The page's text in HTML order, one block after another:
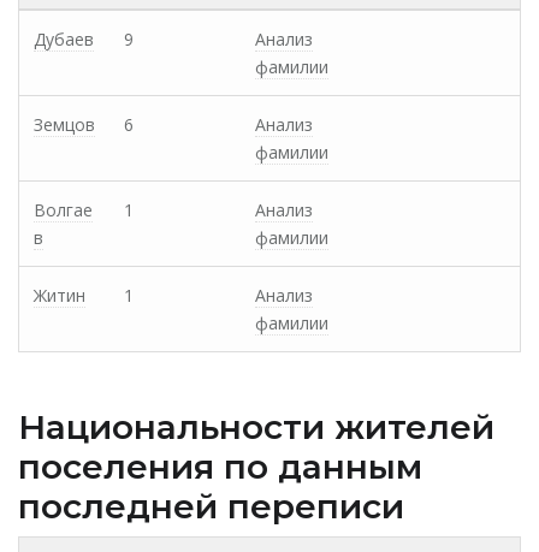
Дубаев 9
Анализ
фамилии
Земцов 6
Анализ
фамилии
Волгае
в
1
Анализ
фамилии
Житин 1
Анализ
фамилии
Национальности жителей
поселения по данным
последней переписи